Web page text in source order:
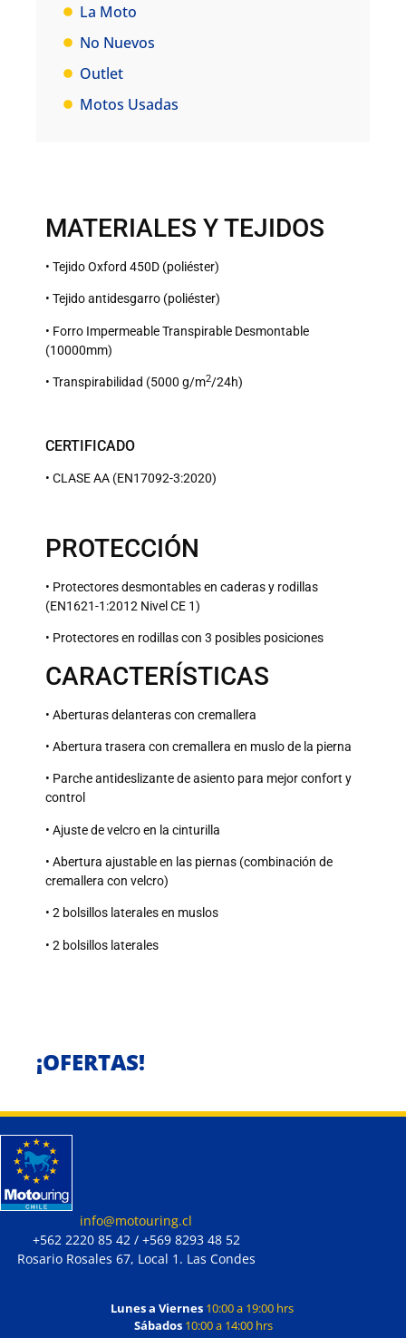
La Moto
No Nuevos
Outlet
Motos Usadas
MATERIALES Y TEJIDOS
• Tejido Oxford 450D (poliéster)
• Tejido antidesgarro (poliéster)
• Forro Impermeable Transpirable Desmontable
(10000mm)
• Transpirabilidad (5000 g/m2/24h)
CERTIFICADO
• CLASE AA (EN17092-3:2020)
PROTECCIÓN
• Protectores desmontables en caderas y rodillas
(EN1621-1:2012 Nivel CE 1)
• Protectores en rodillas con 3 posibles posiciones
CARACTERÍSTICAS
• Aberturas delanteras con cremallera
• Abertura trasera con cremallera en muslo de la pierna
• Parche antideslizante de asiento para mejor confort y
control
• Ajuste de velcro en la cinturilla
• Abertura ajustable en las piernas (combinación de
cremallera con velcro)
• 2 bolsillos laterales en muslos
• 2 bolsillos laterales
¡OFERTAS!
info@motouring.cl
+562 2220 85 42 / +569 8293 48 52
Rosario Rosales 67, Local 1. Las Condes
Lunes a Viernes 10:00 a 19:00 hrs
Sábados 10:00 a 14:00 hrs